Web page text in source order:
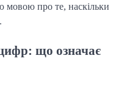
мовою про те, наскільки
що означає